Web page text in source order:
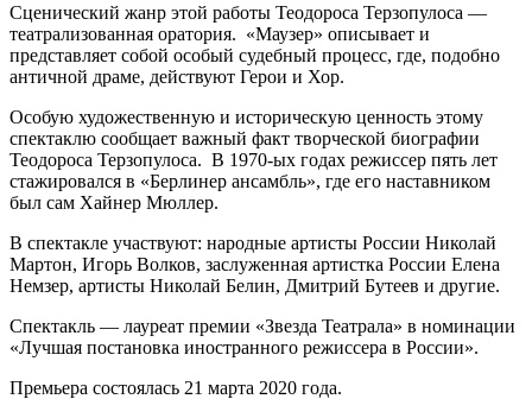
Сценический жанр этой работы Теодороса Терзопулоса —
театрализованная оратория. «Маузер» описывает и
представляет собой особый судебный процесс, где, подобно
античной драме, действуют Герои и Хор.
Особую художественную и историческую ценность этому
спектаклю сообщает важный факт творческой биографии
Теодороса Терзопулоса. В 1970-ых годах режиссер пять лет
стажировался в «Берлинер ансамбль», где его наставником
был сам Хайнер Мюллер.
В спектакле участвуют: народные артисты России Николай
Мартон, Игорь Волков, заслуженная артистка России Елена
Немзер, артисты Николай Белин, Дмитрий Бутеев и другие.
Спектакль — лауреат премии «Звезда Театрала» в номинации
«Лучшая постановка иностранного режиссера в России».
Премьера состоялась 21 марта 2020 года.